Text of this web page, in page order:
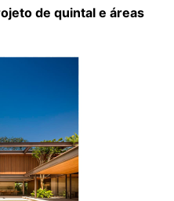
de quintal e áreas